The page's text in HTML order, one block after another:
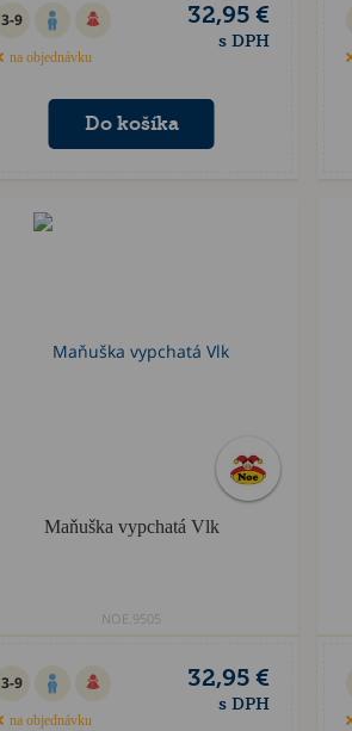
3-9
na objednávku
32,95 €
s DPH
Maňuška vypchatá Vlk
NOE.9505
3-9
na objednávku
32,95 €
s DPH